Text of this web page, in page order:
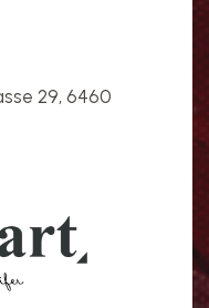
29, 6460